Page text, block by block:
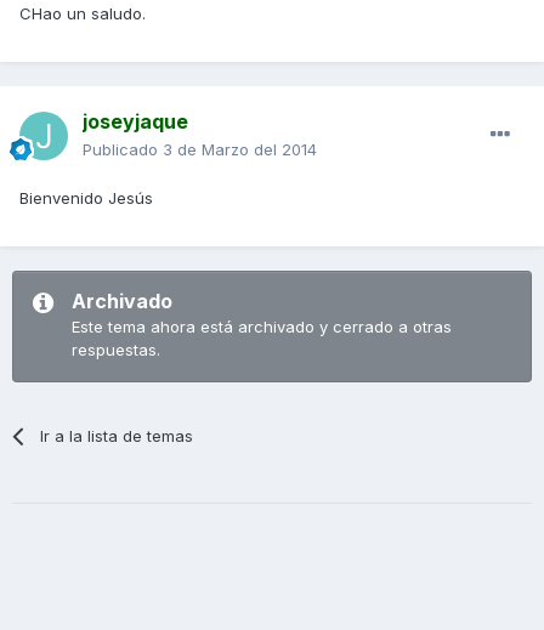
CHao un saludo.
joseyjaque
Publicado 3 de Marzo del 2014
Bienvenido Jesús
Archivado
Este tema ahora está archivado y cerrado a otras
respuestas.
Ir a la lista de temas